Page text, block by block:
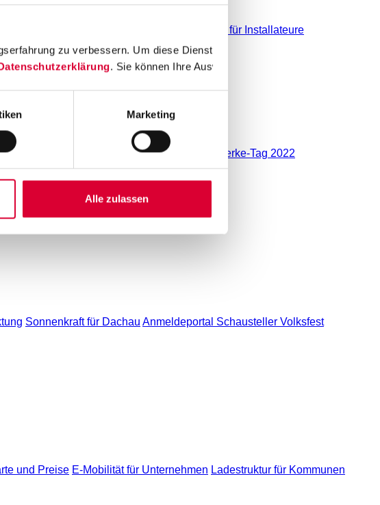
zu verbessern. Um diese Dienste verwenden zu können,
. Sie können Ihre Auswahl jederzeit unter "
Marketing
Alle zulassen
§ 14a EnWG
Service für Installateure
Messstellenzugang
und Klimaschutz
Impressionen vom Stadtwerke-Tag 2022
Sonnenkraft für Dachau Anmeldeportal Schausteller Volksfest
und Preise E-Mobilität für Unternehmen Ladestruktur für Kommunen